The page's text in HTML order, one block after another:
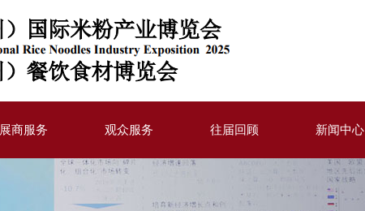
展商服务 观众服务 往届回顾 新闻中心
通知公告